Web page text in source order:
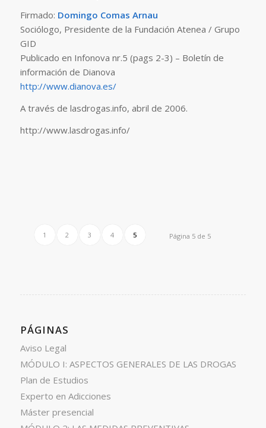
Firmado: Domingo Comas Arnau
Sociólogo, Presidente de la Fundación Atenea / Grupo
GID
Publicado en Infonova nr.5 (pags 2-3) – Boletín de
información de Dianova
http://www.dianova.es/
A través de lasdrogas.info, abril de 2006.
http://www.lasdrogas.info/
Página 5 de 5
1 2 3 4 5
PÁGINAS
Aviso Legal
MÓDULO I: ASPECTOS GENERALES DE LAS DROGAS
Plan de Estudios
Experto en Adicciones
Máster presencial